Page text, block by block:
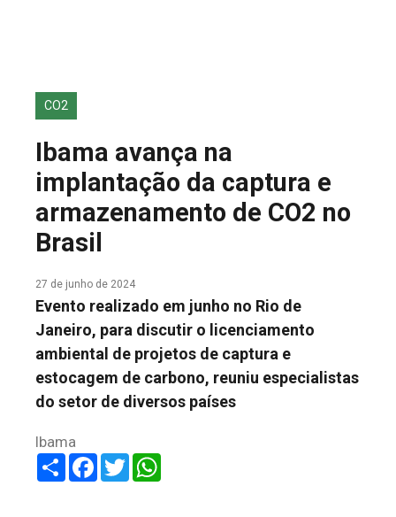
EDIÇÕES ANTERIORES
FALE CONOSCO
CO2
Ibama avança na
implantação da captura e
armazenamento de CO2 no
Brasil
27 de junho de 2024
Evento realizado em junho no Rio de
Janeiro, para discutir o licenciamento
ambiental de projetos de captura e
estocagem de carbono, reuniu especialistas
do setor de diversos países
Ibama
ShareFacebook
Twitter